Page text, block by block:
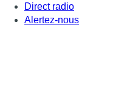
Direct radio
Alertez-nous